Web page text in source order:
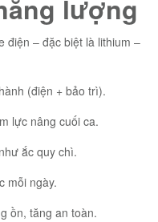
lượng
điện – đặc biệt là lithium –
(điện + bảo trì).
lực nâng cuối ca.
ắc quy chì.
mỗi ngày.
ồn, tăng an toàn.